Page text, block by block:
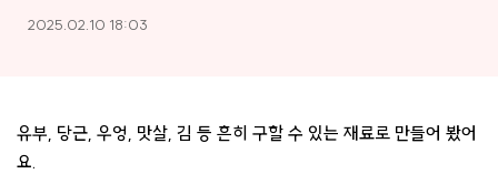
2025.02.10 18:03
유부, 당근, 우엉, 맛살, 김 등 흔히 구할 수 있는 재료로 만들어 봤어
요.